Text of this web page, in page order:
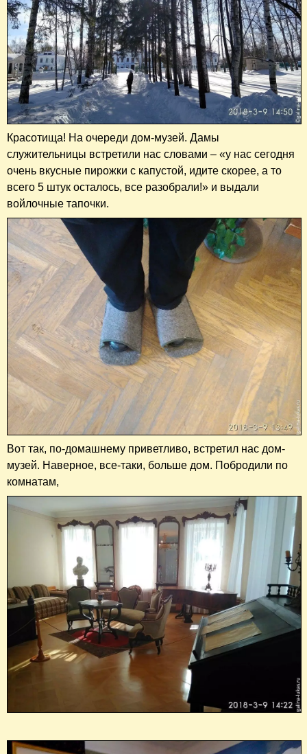
Красотища! На очереди дом-музей. Дамы
служительницы встретили нас словами – «у нас сегодня
очень вкусные пирожки с капустой, идите скорее, а то
всего 5 штук осталось, все разобрали!» и выдали
войлочные тапочки.
Вот так, по-домашнему приветливо, встретил нас дом-
музей. Наверное, все-таки, больше дом. Побродили по
комнатам,